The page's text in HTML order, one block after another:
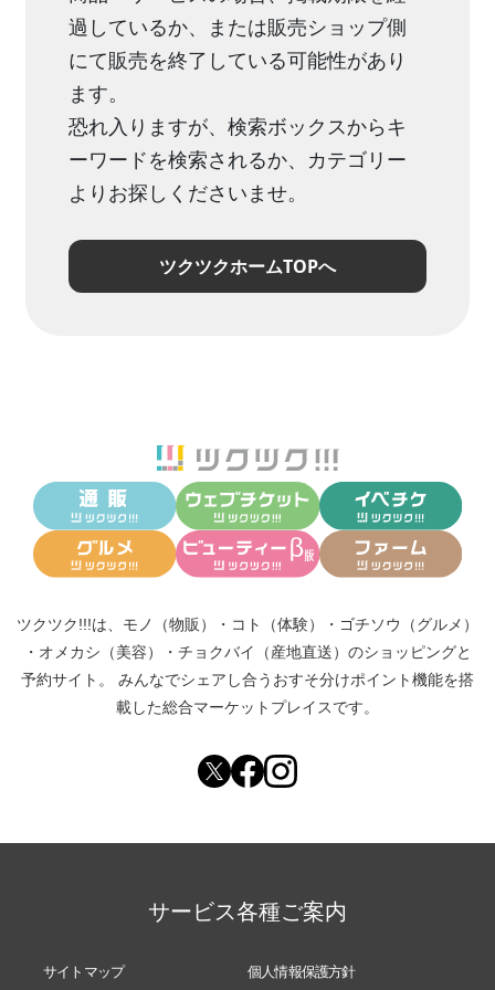
過しているか、または販売ショップ側
にて販売を終了している可能性があり
ます。
恐れ入りますが、検索ボックスからキ
ーワードを検索されるか、カテゴリー
よりお探しくださいませ。
ツクツクホームTOPへ
ツクツク!!!は、 モノ（物販） ・ コト（体験） ・ ゴチソウ（グルメ）
・ オメカシ（美容） ・ チョクバイ（産地直送） のショッピングと
予約サイト。
みんなでシェアし合う おすそ分けポイント機能を搭
載した総合マーケットプレイスです。
サービス各種ご案内
サイトマップ 個人情報保護方針